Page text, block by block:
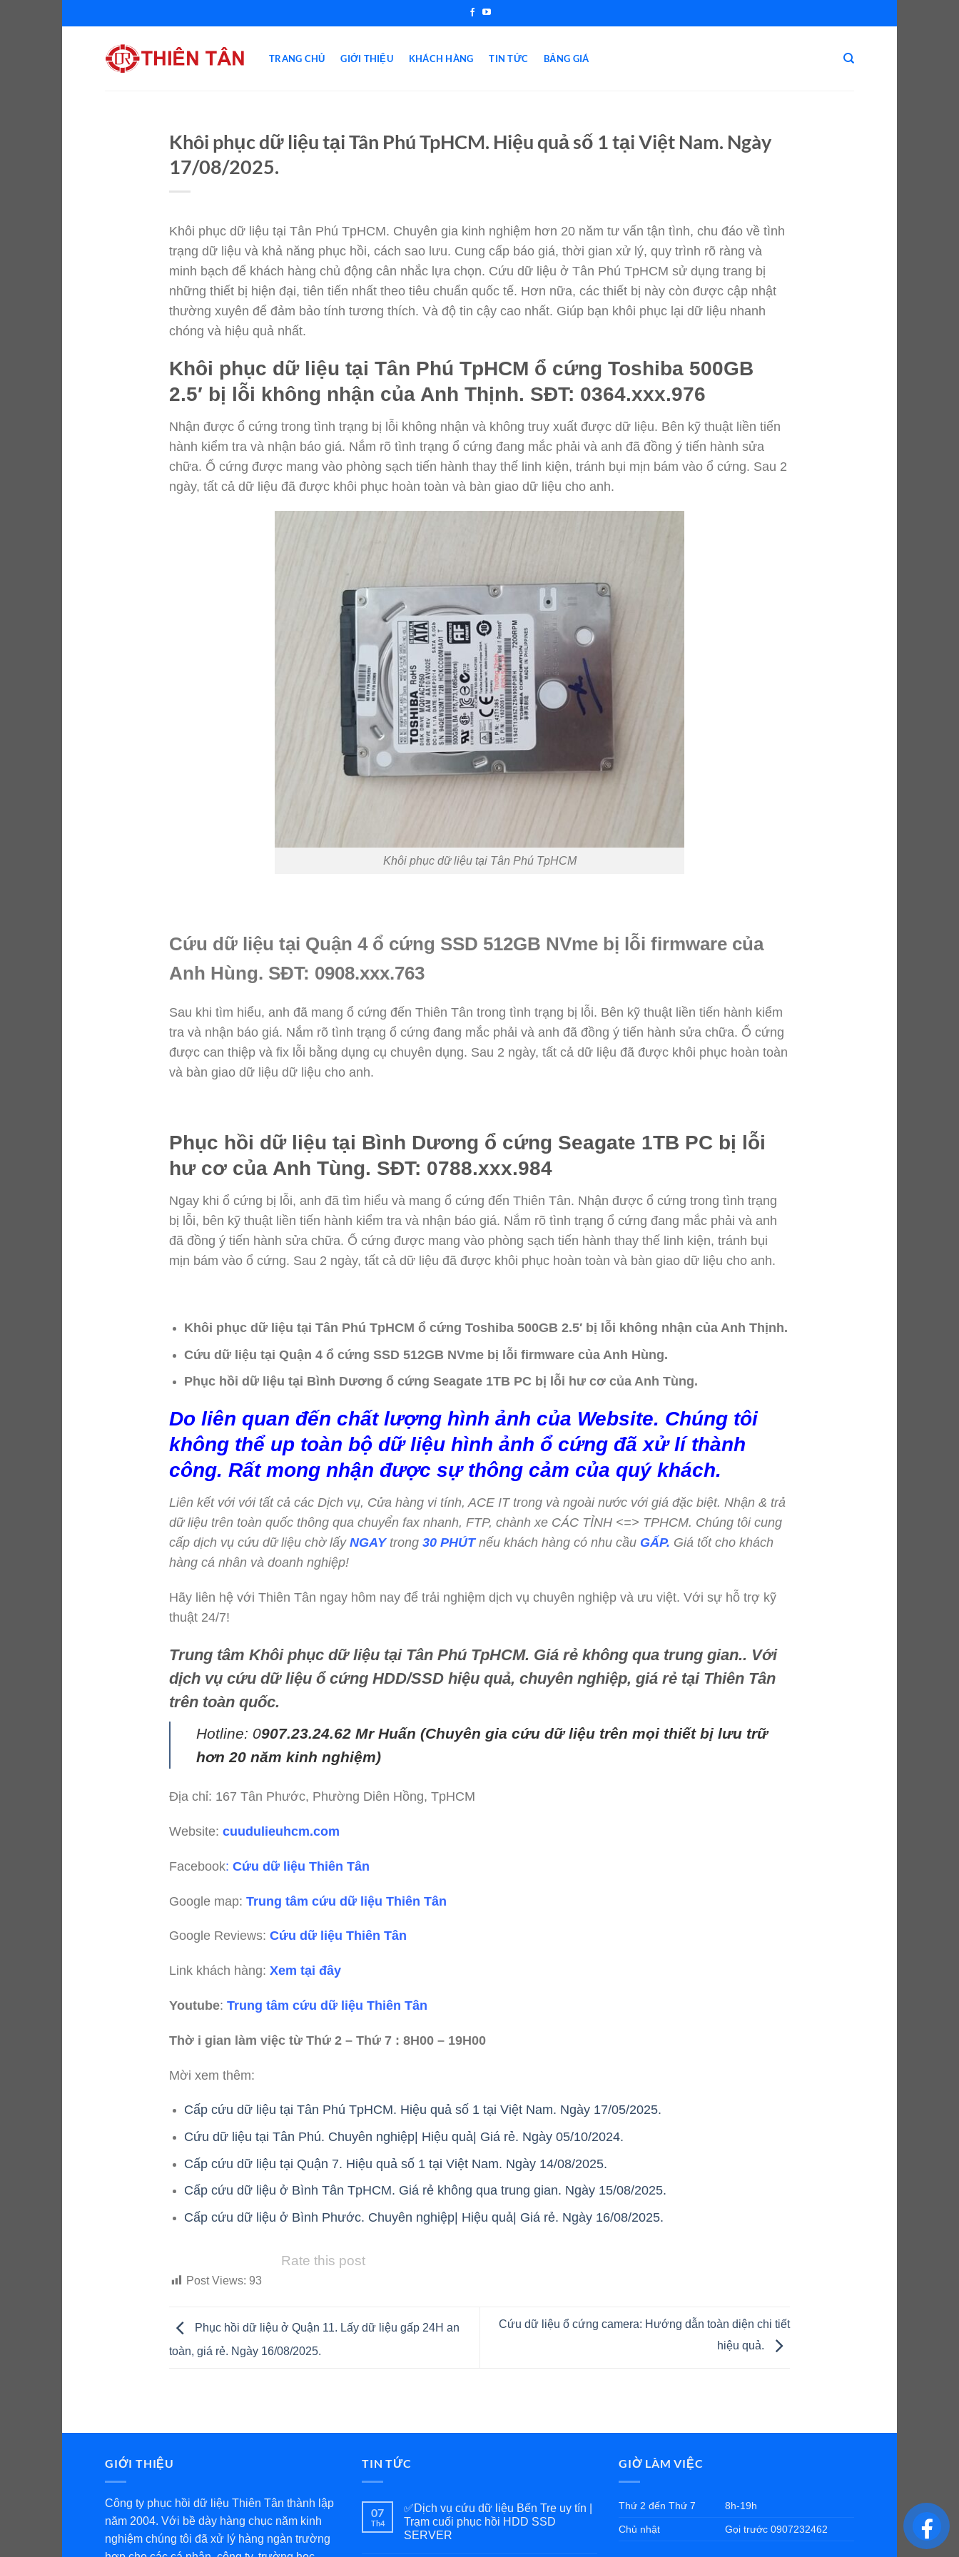
đến
TRANG CHỦ GIỚI THIỆU KHÁCH HÀNG TIN TỨC BẢNG GIÁ
Khôi phục dữ liệu tại Tân Phú TpHCM. Hiệu quả số 1 tại Việt Nam. Ngày
17/08/2025.
Khôi phục dữ liệu tại Tân Phú TpHCM. Chuyên gia kinh nghiệm hơn 20 năm tư vấn tận tình, chu đáo về tình
trạng dữ liệu và khả năng phục hồi, cách sao lưu. Cung cấp báo giá, thời gian xử lý, quy trình rõ ràng và
minh bạch để khách hàng chủ động cân nhắc lựa chọn. Cứu dữ liệu ở Tân Phú TpHCM sử dụng trang bị
những thiết bị hiện đại, tiên tiến nhất theo tiêu chuẩn quốc tế. Hơn nữa, các thiết bị này còn được cập nhật
thường xuyên để đảm bảo tính tương thích. Và độ tin cậy cao nhất. Giúp bạn khôi phục lại dữ liệu nhanh
chóng và hiệu quả nhất.
Khôi phục dữ liệu tại Tân Phú TpHCM ổ cứng Toshiba 500GB
2.5′ bị lỗi không nhận của Anh Thịnh. SĐT: 0364.xxx.976
Nhận được ổ cứng trong tình trạng bị lỗi không nhận và không truy xuất được dữ liệu. Bên kỹ thuật liền tiến
hành kiểm tra và nhận báo giá. Nắm rõ tình trạng ổ cứng đang mắc phải và anh đã đồng ý tiến hành sửa
chữa. Ổ cứng được mang vào phòng sạch tiến hành thay thế linh kiện, tránh bụi mịn bám vào ổ cứng. Sau 2
ngày, tất cả dữ liệu đã được khôi phục hoàn toàn và bàn giao dữ liệu cho anh.
Khôi phục dữ liệu tại Tân Phú TpHCM
Cứu dữ liệu tại Quận 4 ổ cứng SSD 512GB NVme bị lỗi firmware của
Anh Hùng. SĐT: 0908.xxx.763
Sau khi tìm hiểu, anh đã mang ổ cứng đến Thiên Tân trong tình trạng bị lỗi. Bên kỹ thuật liền tiến hành kiểm
tra và nhận báo giá. Nắm rõ tình trạng ổ cứng đang mắc phải và anh đã đồng ý tiến hành sửa chữa. Ổ cứng
được can thiệp và fix lỗi bằng dụng cụ chuyên dụng. Sau 2 ngày, tất cả dữ liệu đã được khôi phục hoàn toàn
và bàn giao dữ liệu dữ liệu cho anh.
Phục hồi dữ liệu tại Bình Dương ổ cứng Seagate 1TB PC bị lỗi
hư cơ của Anh Tùng. SĐT: 0788.xxx.984
Ngay khi ổ cứng bị lỗi, anh đã tìm hiểu và mang ổ cứng đến Thiên Tân. Nhận được ổ cứng trong tình trạng
bị lỗi, bên kỹ thuật liền tiến hành kiểm tra và nhận báo giá. Nắm rõ tình trạng ổ cứng đang mắc phải và anh
đã đồng ý tiến hành sửa chữa. Ổ cứng được mang vào phòng sạch tiến hành thay thế linh kiện, tránh bụi
mịn bám vào ổ cứng. Sau 2 ngày, tất cả dữ liệu đã được khôi phục hoàn toàn và bàn giao dữ liệu cho anh.
Khôi phục dữ liệu tại Tân Phú TpHCM ổ cứng Toshiba 500GB 2.5′ bị lỗi không nhận của Anh Thịnh.
Cứu dữ liệu tại Quận 4 ổ cứng SSD 512GB NVme bị lỗi firmware của Anh Hùng.
Phục hồi dữ liệu tại Bình Dương ổ cứng Seagate 1TB PC bị lỗi hư cơ của Anh Tùng.
Do liên quan đến chất lượng hình ảnh của Website. Chúng tôi
không thể up toàn bộ dữ liệu hình ảnh ổ cứng đã xử lí thành
công. Rất mong nhận được sự thông cảm của quý khách.
Liên kết với với tất cả các Dịch vụ, Cửa hàng vi tính, ACE IT trong và ngoài nước với giá đặc biệt. Nhận & trả
dữ liệu trên toàn quốc thông qua chuyển fax nhanh, FTP, chành xe CÁC TỈNH <=> TPHCM. Chúng tôi cung
cấp dịch vụ cứu dữ liệu chờ lấy NGAYtrong 30 PHÚTnếu khách hàng có nhu cầu GẤP. Giá tốt cho khách
hàng cá nhân và doanh nghiệp!
Hãy liên hệ với Thiên Tân ngay hôm nay để trải nghiệm dịch vụ chuyên nghiệp và ưu việt. Với sự hỗ trợ kỹ
thuật 24/7!
Trung tâm Khôi phục dữ liệu tại Tân Phú TpHCM. Giá rẻ không qua trung gian.. Với
dịch vụ cứu dữ liệu ổ cứng HDD/SSD hiệu quả, chuyên nghiệp, giá rẻ tại Thiên Tân
trên toàn quốc.
Hotline: 0907.23.24.62 Mr Huấn (Chuyên gia cứu dữ liệu trên mọi thiết bị lưu trữ
hơn 20 năm kinh nghiệm)
Địa chỉ: 167 Tân Phước, Phường Diên Hồng, TpHCM
Website: cuudulieuhcm.com
Facebook: Cứu dữ liệu Thiên Tân
Google map: Trung tâm cứu dữ liệu Thiên Tân
Google Reviews: Cứu dữ liệu Thiên Tân
Link khách hàng: Xem tại đây
Youtube: Trung tâm cứu dữ liệu Thiên Tân
Thờ i gian làm việc từ Thứ 2 – Thứ 7 : 8H00 – 19H00
Mời xem thêm:
Cấp cứu dữ liệu tại Tân Phú TpHCM. Hiệu quả số 1 tại Việt Nam. Ngày 17/05/2025.
Cứu dữ liệu tại Tân Phú. Chuyên nghiệp| Hiệu quả| Giá rẻ. Ngày 05/10/2024.
Cấp cứu dữ liệu tại Quận 7. Hiệu quả số 1 tại Việt Nam. Ngày 14/08/2025.
Cấp cứu dữ liệu ở Bình Tân TpHCM. Giá rẻ không qua trung gian. Ngày 15/08/2025.
Cấp cứu dữ liệu ở Bình Phước. Chuyên nghiệp| Hiệu quả| Giá rẻ. Ngày 16/08/2025.
Rate this post
Post Views: 93
Phục hồi dữ liệu ở Quận 11. Lấy dữ liệu gấp 24H an
toàn, giá rẻ. Ngày 16/08/2025.
Cứu dữ liệu ổ cứng camera: Hướng dẫn toàn diện chi tiết
hiệu quả.
GIỚI THIỆU
Công ty phục hồi dữ liệu Thiên Tân thành lập
năm 2004. Với bề dày hàng chục năm kinh
nghiệm chúng tôi đã xử lý hàng ngàn trường
TIN TỨC
07
Th4
✅Dịch vụ cứu dữ liệu Bến Tre uy tín |
Trạm cuối phục hồi HDD SSD
SERVER
GIỜ LÀM VIỆC
Thứ 2 đến Thứ 7 8h-19h
Chủ nhật Gọi trước 0907232462